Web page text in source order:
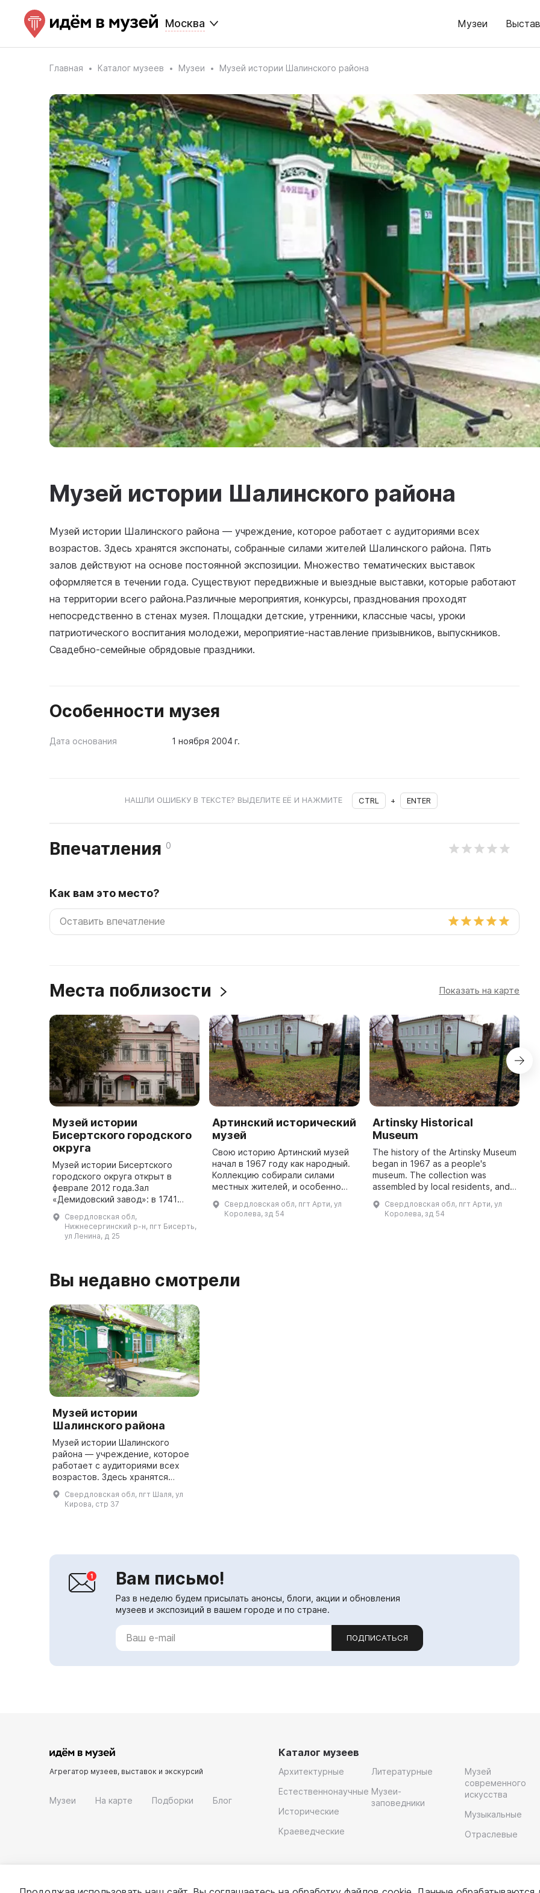
Москва Музеи
Главная Каталог музеев Музеи Музей истории Шалинского района
Музей истории Шалинского района
Музей истории Шалинского района — учреждение, которое работает с аудиториями всех
возрастов. Здесь хранятся экспонаты, собранные силами жителей Шалинского района. Пять
залов действуют на основе постоянной экспозиции. Множество тематических выставок
оформляется в течении года. Существуют передвижные и выездные выставки, которые работают
на территории всего района.Различные мероприятия, конкурсы, празднования проходят
непосредственно в стенах музея. Площадки детские, утренники, классные часы, уроки
патриотического воспитания молодежи, мероприятие-наставление призывников, выпускников.
Свадебно-семейные обрядовые праздники.
Особенности музея
Дата основания 1 ноября 2004 г.
НАШЛИ ОШИБКУ В ТЕКСТЕ? ВЫДЕЛИТЕ ЕЁ И НАЖМИТЕ CTRL + ENTER
Впечатления 0
Как вам это место?
Места поблизости Показать на карте
Музей истории
Бисертского городского
округа
Музей истории Бисертского
городского округа открыт в
феврале 2012 года.Зал
«Демидовский завод»: в 1741
приметил эти места для
строительства нового завода,
Свердловская обл,
Нижнесергинский р-н, пгт Бисерть,
ул Ленина, д 25
Артинский исторический
музей
Свою историю Артинский музей
начал в 1967 году как народный.
Коллекцию собирали силами
местных жителей, и особенно
Гражданской войны и Великой
Отечественной войны 1941–1945
Свердловская обл, пгт Арти, ул
Королева, зд 54
Artinsky Historical
Museum
The history of the Artinsky Museum
began in 1967 as a people's
museum. The collection was
assembled by local residents, and
was made by Civil War and Great
Свердловская обл, пгт Арти, ул
Королева, зд 54
Вы недавно смотрели
Музей истории
Шалинского района
Музей истории Шалинского
района — учреждение, которое
работает с аудиториями всех
возрастов. Здесь хранятся
экспонаты, собранные силами
жителей Шалинского района.
Пять залов действуют на основе
Свердловская обл, пгт Шаля, ул
Кирова, стр 37
Вам письмо!
Раз в неделю будем присылать анонсы, блоги, акции и обновления
музеев и экспозиций в вашем городе и по стране.
ПОДПИСАТЬСЯ
Агрегатор музеев, выставок и экскурсий
Музеи На карте Подборки Блог
Каталог музеев
Архитектурные
Естественнонаучные
Исторические
Краеведческие
Литературные
Музеи-
заповедники
Музей
современного
искусства
Музыкальные
Отраслевые